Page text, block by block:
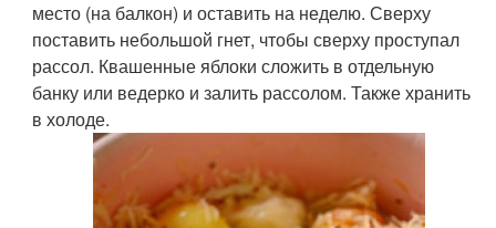
место (на балкон) и оставить на неделю. Сверху
поставить небольшой гнет, чтобы сверху проступал
рассол. Квашенные яблоки сложить в отдельную
банку или ведерко и залить рассолом. Также хранить
в холоде.